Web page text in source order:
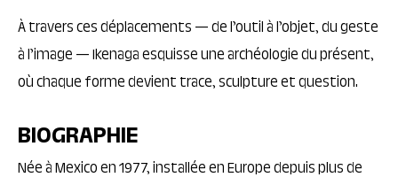
À travers ces déplacements — de l’outil à l’objet, du geste
à l’image — Ikenaga esquisse une archéologie du présent,
où chaque forme devient trace, sculpture et question.
BIOGRAPHIE
Née à Mexico en 1977, installée en Europe depuis plus de